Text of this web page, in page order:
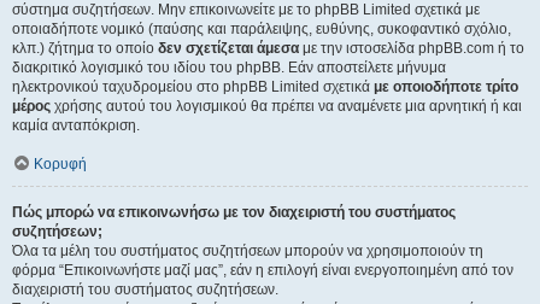
σύστημα συζητήσεων. Μην επικοινωνείτε με το phpBB Limited σχετικά με
οποιαδήποτε νομικό (παύσης και παράλειψης, ευθύνης, συκοφαντικό σχόλιο,
κλπ.) ζήτημα το οποίο δεν σχετίζεται άμεσα με την ιστοσελίδα phpBB.com ή το
διακριτικό λογισμικό του ιδίου του phpBB. Εάν αποστείλετε μήνυμα
ηλεκτρονικού ταχυδρομείου στο phpBB Limited σχετικά με οποιοδήποτε τρίτο
μέρος χρήσης αυτού του λογισμικού θα πρέπει να αναμένετε μια αρνητική ή και
καμία ανταπόκριση.
Κορυφή
Πώς μπορώ να επικοινωνήσω με τον διαχειριστή του συστήματος
συζητήσεων;
Όλα τα μέλη του συστήματος συζητήσεων μπορούν να χρησιμοποιούν τη
φόρμα “Επικοινωνήστε μαζί μας”, εάν η επιλογή είναι ενεργοποιημένη από τον
διαχειριστή του συστήματος συζητήσεων.